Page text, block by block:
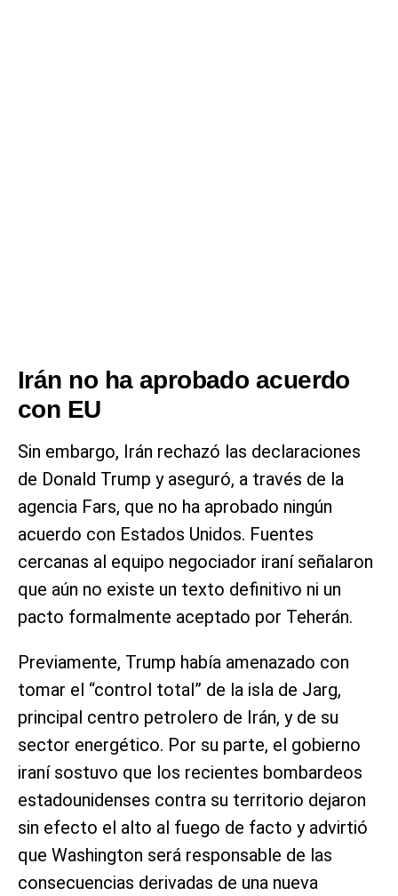
Irán no ha aprobado acuerdo
con EU
Sin embargo, Irán rechazó las declaraciones
de Donald Trump y aseguró, a través de la
agencia Fars, que no ha aprobado ningún
acuerdo con Estados Unidos. Fuentes
cercanas al equipo negociador iraní señalaron
que aún no existe un texto definitivo ni un
pacto formalmente aceptado por Teherán.
Previamente, Trump había amenazado con
tomar el “control total” de la isla de Jarg,
principal centro petrolero de Irán, y de su
sector energético. Por su parte, el gobierno
iraní sostuvo que los recientes bombardeos
estadounidenses contra su territorio dejaron
sin efecto el alto al fuego de facto y advirtió
que Washington será responsable de las
consecuencias derivadas de una nueva